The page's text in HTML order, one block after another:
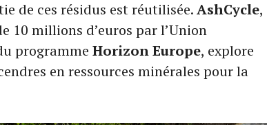
de ces résidus est réutilisée.AshCycle,
10 millions d’euros par l’Union
programme Horizon Europe, explore
en ressources minérales pour la